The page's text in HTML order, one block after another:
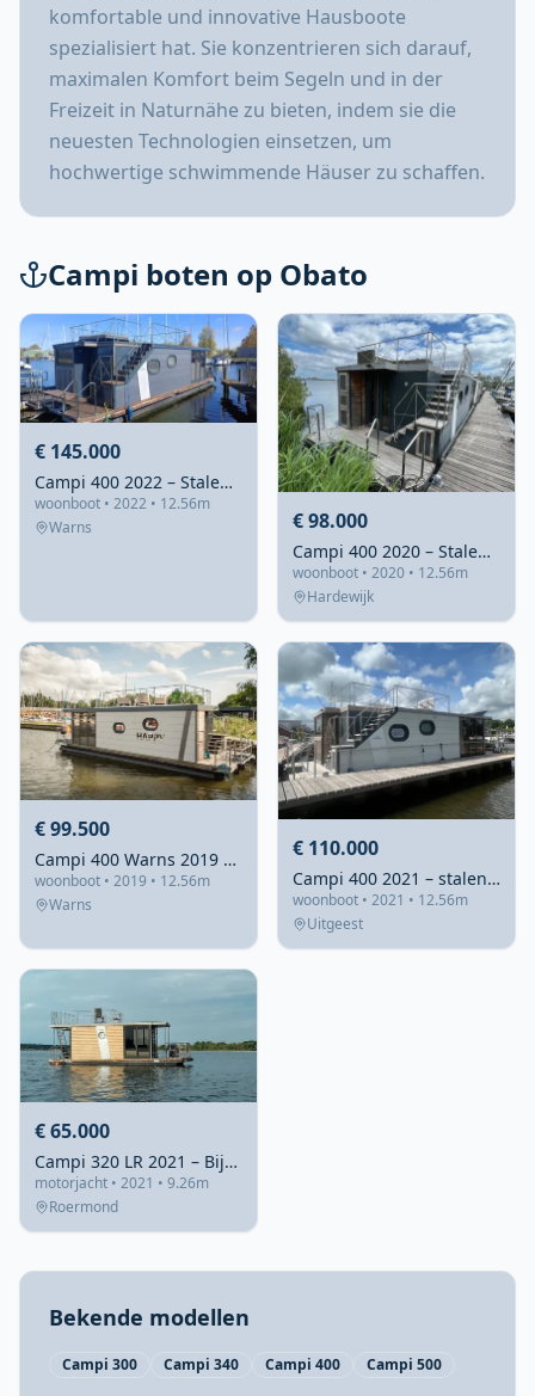
komfortable und innovative Hausboote
spezialisiert hat. Sie konzentrieren sich darauf,
maximalen Komfort beim Segeln und in der
Freizeit in Naturnähe zu bieten, indem sie die
neuesten Technologien einsetzen, um
hochwertige schwimmende Häuser zu schaffen.
Campi boten op Obato
€ 145.000
Campi 400 2022 – Stalen Houseboat met ligplaats Warns
woonboot • 2022 • 12.56m
Warns
€ 98.000
Campi 400 2020 – Stalen houseboat met charteroptie Harderwijk
woonboot • 2020 • 12.56m
Hardewijk
€ 99.500
Campi 400 Warns 2019 – Houseboat met ligplaats en steiger
woonboot • 2019 • 12.56m
Warns
€ 110.000
Campi 400 2021 – stalen woonboot met verhuurmogelijkheid
woonboot • 2021 • 12.56m
Uitgeest
€ 65.000
Campi 320 LR 2021 – Bijna nieuwe motorboot met ruime stahoogte
motorjacht • 2021 • 9.26m
Roermond
Bekende modellen
Campi 300 Campi 340 Campi 400 Campi 500